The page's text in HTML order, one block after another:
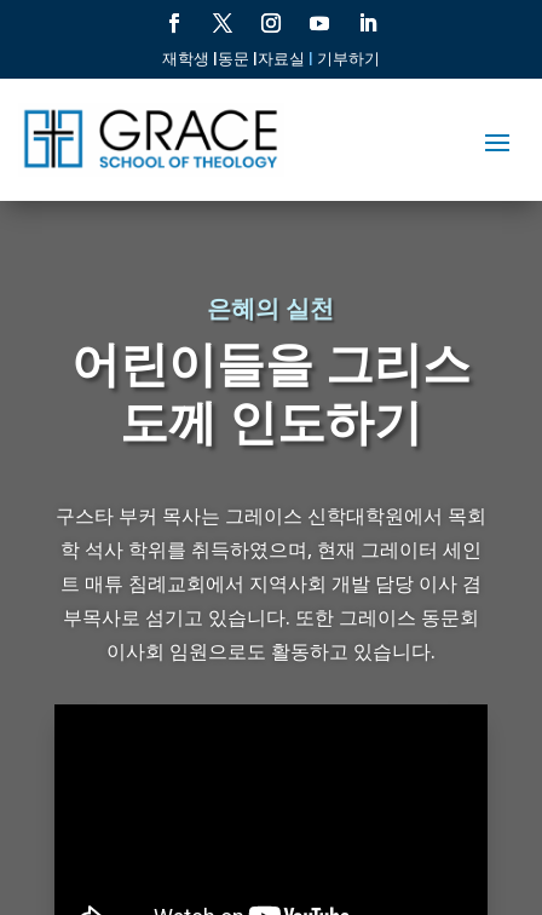
재학생 |동문 |자료실 | 기부하기
은혜의 실천
어린이들을 그리스
도께 인도하기
구스타 부커 목사는 그레이스 신학대학원에서 목회
학 석사 학위를 취득하였으며, 현재 그레이터 세인
트 매튜 침례교회에서 지역사회 개발 담당 이사 겸
부목사로 섬기고 있습니다. 또한 그레이스 동문회
이사회 임원으로도 활동하고 있습니다.